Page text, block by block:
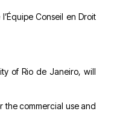
Conseil en Droit
of Rio de Janeiro, will
the commercial use and